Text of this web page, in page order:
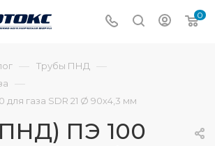
0
— Трубы ПНД —
—
газа SDR 21 Ø 90х4,3 мм
ПЭ 100